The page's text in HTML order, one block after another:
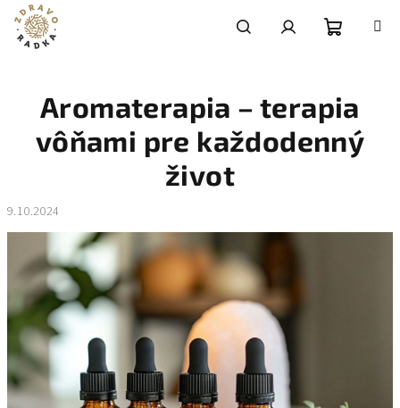
Prejsť
obsah
košík
Aromaterapia – terapia
vôňami pre každodenný
život
9.10.2024